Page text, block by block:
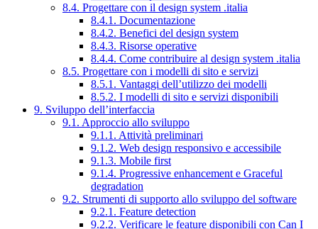
8.4. Progettare con il design system .italia
8.4.1. Documentazione
8.4.2. Benefici del design system
8.4.3. Risorse operative
8.4.4. Come contribuire al design system .italia
8.5. Progettare con i modelli di sito e servizi
8.5.1. Vantaggi dell’utilizzo dei modelli
8.5.2. I modelli di sito e servizi disponibili
9. Sviluppo dell’interfaccia
9.1. Approccio allo sviluppo
9.1.1. Attività preliminari
9.1.2. Web design responsivo e accessibile
9.1.3. Mobile first
9.1.4. Progressive enhancement e Graceful
degradation
9.2. Strumenti di supporto allo sviluppo del software
9.2.1. Feature detection
9.2.2. Verificare le feature disponibili con Can I